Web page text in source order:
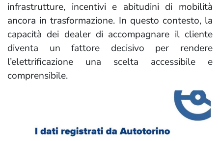
infrastrutture, incentivi e abitudini di mobilità
ancora in trasformazione. In questo contesto, la
capacità dei dealer di accompagnare il cliente
diventa un fattore decisivo per rendere
l’elettrificazione una scelta accessibile e
comprensibile.